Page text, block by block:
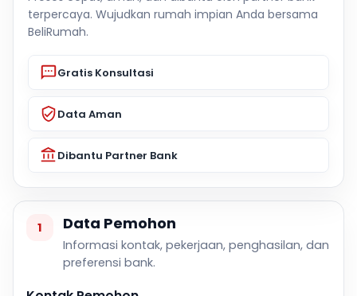
terpercaya. Wujudkan rumah impian Anda bersama
BeliRumah.
Gratis Konsultasi
Data Aman
Dibantu Partner Bank
1 Data Pemohon
Informasi kontak, pekerjaan, penghasilan, dan
preferensi bank.